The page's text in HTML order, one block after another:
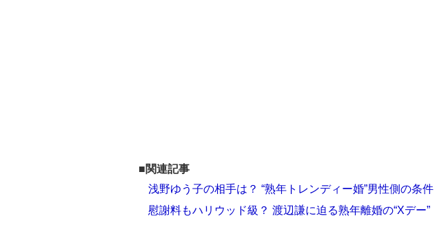
■関連記事
浅野ゆう子の相手は？ “熟年トレンディー婚”男性側の条件
慰謝料もハリウッド級？ 渡辺謙に迫る熟年離婚の“Xデー”